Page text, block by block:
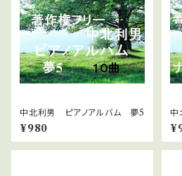
中北利男 ピアノアルバム 夢5
¥980
中
イ